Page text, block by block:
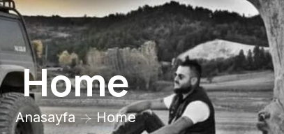
Home
Anasayfa Home